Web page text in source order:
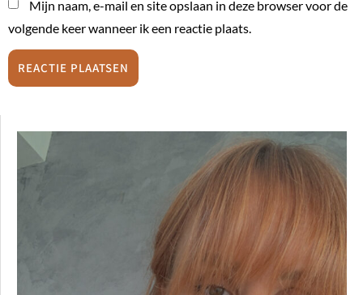
Mijn naam, e-mail en site opslaan in deze browser voor de
volgende keer wanneer ik een reactie plaats.